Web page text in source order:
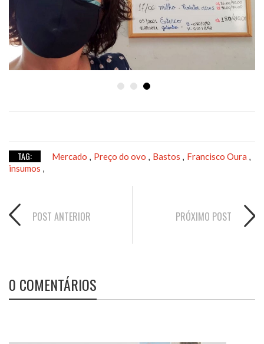
TAG: Mercado , Preço do ovo , Bastos , Francisco Oura ,
insumos ,
POST ANTERIOR PRÓXIMO POST
0 COMENTÁRIOS